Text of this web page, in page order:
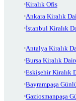
Kiralık Ofis
Ankara Kiralık
İstanbul Kiralık
Antalya Kiralık
Bursa Kiralık
Eskişehir Kiralık
Bayrampaşa
Gaziosmanpaşa